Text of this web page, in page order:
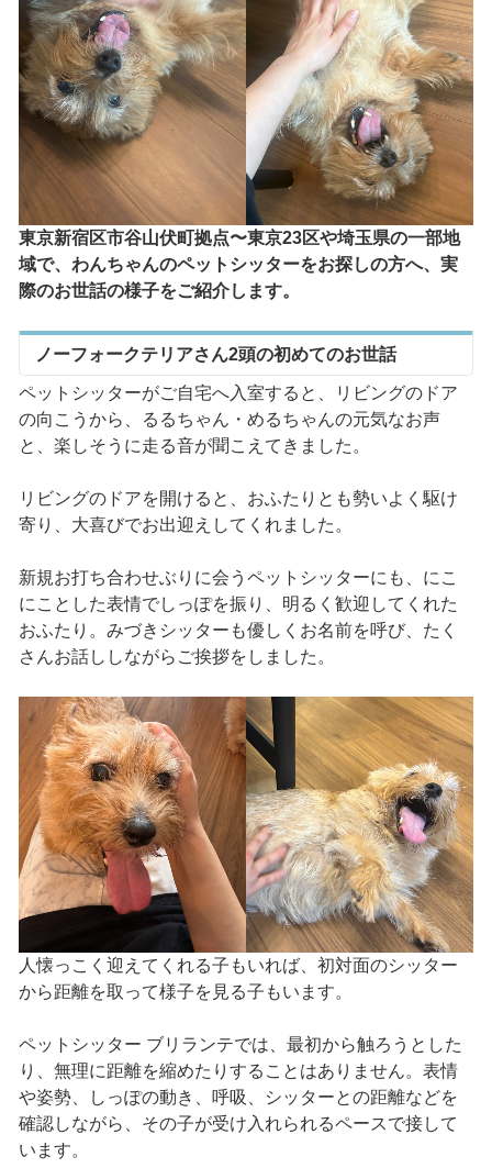
東京新宿区市谷山伏町拠点〜東京23区や埼玉県の一部地
域で、わんちゃんのペットシッターをお探しの方へ、実
際のお世話の様子をご紹介します。
ノーフォークテリアさん2頭の初めてのお世話
ペットシッターがご自宅へ入室すると、リビングのドア
の向こうから、るるちゃん・めるちゃんの元気なお声
と、楽しそうに走る音が聞こえてきました。
リビングのドアを開けると、おふたりとも勢いよく駆け
寄り、大喜びでお出迎えしてくれました。
新規お打ち合わせぶりに会うペットシッターにも、にこ
にことした表情でしっぽを振り、明るく歓迎してくれた
おふたり。みづきシッターも優しくお名前を呼び、たく
さんお話ししながらご挨拶をしました。
人懐っこく迎えてくれる子もいれば、初対面のシッター
から距離を取って様子を見る子もいます。
ペットシッター ブリランテでは、最初から触ろうとした
り、無理に距離を縮めたりすることはありません。表情
や姿勢、しっぽの動き、呼吸、シッターとの距離などを
確認しながら、その子が受け入れられるペースで接して
います。